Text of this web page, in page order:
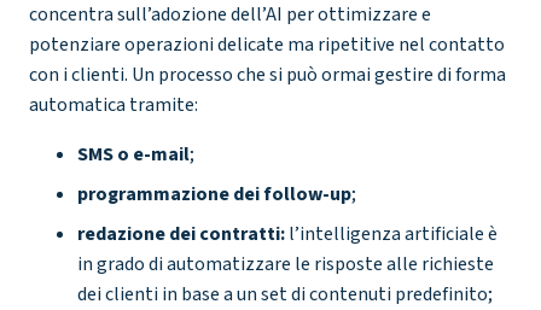
concentra sull’adozione dell’AI per ottimizzare e
potenziare operazioni delicate ma ripetitive nel contatto
con i clienti. Un processo che si può ormai gestire di forma
automatica tramite:
SMS o e-mail;
programmazione dei follow-up;
redazione dei contratti:l’intelligenza artificiale è
in grado di automatizzare le risposte alle richieste
dei clienti in base a un set di contenuti predefinito;